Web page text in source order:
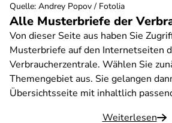
Alle Musterbriefe der
Von dieser Seite aus haben Sie
Musterbriefe auf den Internetseiten
Verbraucherzentrale. Wählen Sie
Themengebiet aus. Sie gelangen
Übersichtsseite mit inhaltlich
Weiterlesen
Quelle: Andrey Popov / Fotolia